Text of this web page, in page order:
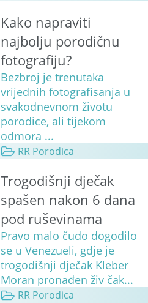
Kako napraviti
najbolju porodičnu
fotografiju?
Bezbroj je trenutaka
vrijednih fotografisanja u
svakodnevnom životu
porodice, ali tijekom
odmora ...
RR Porodica
Trogodišnji dječak
spašen nakon 6 dana
pod ruševinama
Pravo malo čudo dogodilo
se u Venezueli, gdje je
trogodišnji dječak Kleber
Moran pronađen živ čak...
RR Porodica